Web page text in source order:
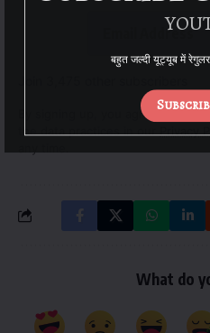
By signing up, you agree to our
What do
बहुत जल्दी यूट्यूब में